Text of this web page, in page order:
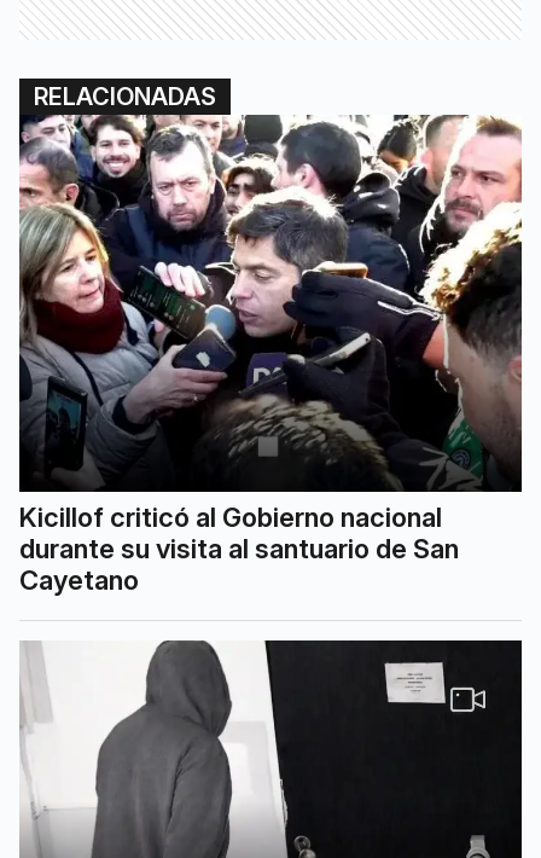
RELACIONADAS
Kicillof criticó al Gobierno nacional
durante su visita al santuario de San
Cayetano